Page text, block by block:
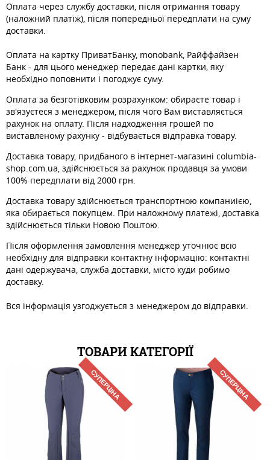
Оплата через службу доставки, після отримання товару
(наложний платіж), після попередньої передплати на суму
доставки.
Оплата на картку ПриватБанку, monobank, Райффайзен
Банк - для цього менеджер передає дані картки, яку
необхідно поповнити і погоджує суму.
Оплата за безготівковим розрахунком: обираєте товар і
зв'язуєтеся з менеджером, після чого Вам виставляється
рахунок на оплату. Після надходження грошей по
виставленому рахунку - відбувається відправка товару.
Доставка товару, придбаного в інтернет-магазині columbia-
shop.com.ua, здійснюється за рахунок продавця за умови
100% передплати від 2000 грн.
Доставка товару здійснюється транспортною компаниією,
яка обирається покупцем. При наложному платежі, доставка
здійснюється тільки Новою Поштою.
Після оформлення замовлення менеджер уточнює всю
необхідну для відправки контактну інформацію: контактні
дані одержувача, служба доставки, місто куди робимо
доставку.
Вся інформація узгоджується з менеджером до відправки.
ТОВАРИ КАТЕГОРІЇ
СУПЕРЦІНА СУПЕРЦІНА